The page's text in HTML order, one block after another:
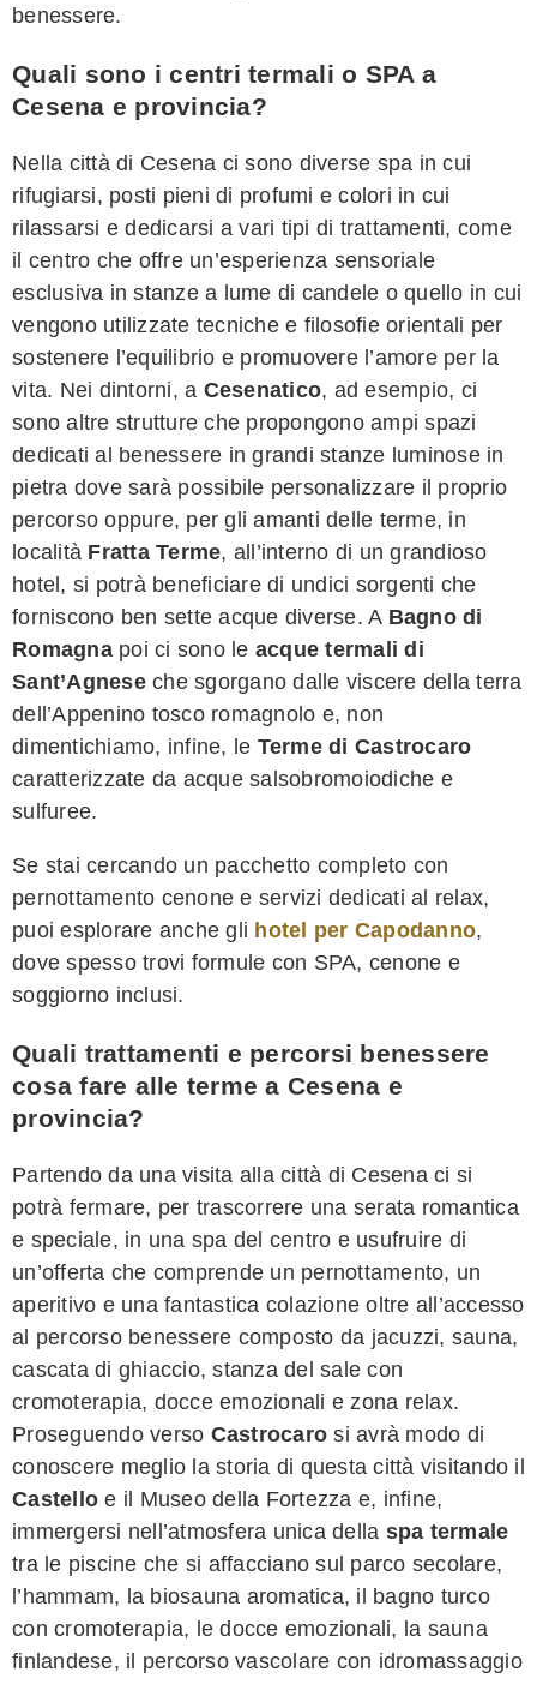
benessere.
Quali sono i centri termali o SPA a
Cesena e provincia?
Nella città di Cesena ci sono diverse spa in cui
rifugiarsi, posti pieni di profumi e colori in cui
rilassarsi e dedicarsi a vari tipi di trattamenti, come
il centro che offre un’esperienza sensoriale
esclusiva in stanze a lume di candele o quello in cui
vengono utilizzate tecniche e filosofie orientali per
sostenere l’equilibrio e promuovere l’amore per la
vita. Nei dintorni, a Cesenatico, ad esempio, ci
sono altre strutture che propongono ampi spazi
dedicati al benessere in grandi stanze luminose in
pietra dove sarà possibile personalizzare il proprio
percorso oppure, per gli amanti delle terme, in
località Fratta Terme, all’interno di un grandioso
hotel, si potrà beneficiare di undici sorgenti che
forniscono ben sette acque diverse. A Bagno di
Romagnapoi ci sono le acque termali di
Sant’Agnese che sgorgano dalle viscere della terra
dell’Appenino tosco romagnolo e, non
dimentichiamo, infine, le Terme di Castrocaro
caratterizzate da acque salsobromoiodiche e
sulfuree.
Se stai cercando un pacchetto completo con
pernottamento cenone e servizi dedicati al relax,
puoi esplorare anche gli hotel per Capodanno,
dove spesso trovi formule con SPA, cenone e
soggiorno inclusi.
Quali trattamenti e percorsi benessere
cosa fare alle terme a Cesena e
provincia?
Partendo da una visita alla città di Cesena ci si
potrà fermare, per trascorrere una serata romantica
e speciale, in una spa del centro e usufruire di
un’offerta che comprende un pernottamento, un
aperitivo e una fantastica colazione oltre all’accesso
al percorso benessere composto da jacuzzi, sauna,
cascata di ghiaccio, stanza del sale con
cromoterapia, docce emozionali e zona relax.
Proseguendo verso Castrocarosi avrà modo di
conoscere meglio la storia di questa città visitando il
Castello e il Museo della Fortezza e, infine,
immergersi nell’atmosfera unica della spa termale
tra le piscine che si affacciano sul parco secolare,
l’hammam, la biosauna aromatica, il bagno turco
con cromoterapia, le docce emozionali, la sauna
finlandese, il percorso vascolare con idromassaggio